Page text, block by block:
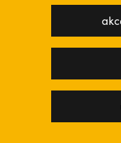
regulamin serwisu